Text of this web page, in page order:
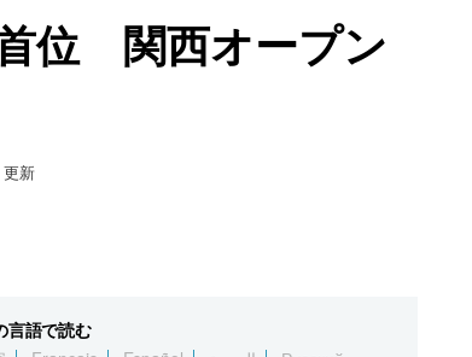
位 関西オープン
更新
言語で読む